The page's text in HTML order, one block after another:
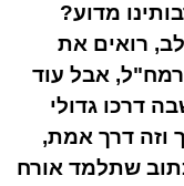
מדוע?
רואים את
אבל עוד
דרכו גדולי
וזה דרך אמת,
שתלמד אורח